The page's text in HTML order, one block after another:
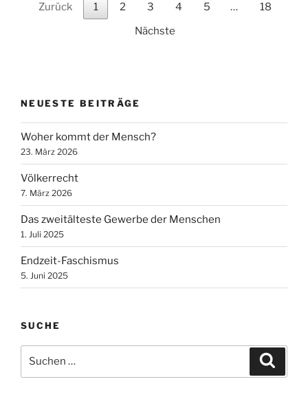
Zurück 1 2 3 4 5 …
18
Nächste
NEUESTE BEITRÄGE
Woher kommt der Mensch?
23. März 2026
Völkerrecht
7. März 2026
Das zweitälteste Gewerbe der Menschen
1. Juli 2025
Endzeit-Faschismus
5. Juni 2025
SUCHE
nach: